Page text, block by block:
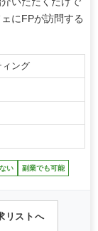
にFPが訪問する
ング
い 副業でも可能
リストへ